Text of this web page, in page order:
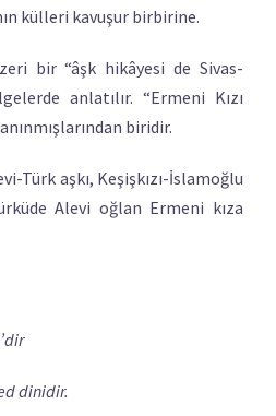
külleri kavuşur birbirine.
bir “âşk hikâyesi de Sivas-
anlatılır. “Ermeni Kızı
biridir.
Türk aşkı, Keşişkızı-İslamoğlu
Alevi oğlan Ermeni kıza
dinidir.